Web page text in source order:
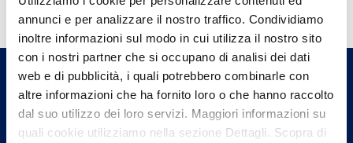
annunci e per analizzare il nostro traffico. Condividiamo
inoltre informazioni sul modo in cui utilizza il nostro sito
con i nostri partner che si occupano di analisi dei dati
web e di pubblicità, i quali potrebbero combinarle con
altre informazioni che ha fornito loro o che hanno raccolto
dal suo utilizzo dei loro servizi. Maggiori informazioni su
quali cookie utilizziamo nella sezione Dettagli. Scopra di
informazioni?
Trova l'Agenzia più vicina a te e parla con
un nostro Agente.
Contattaci